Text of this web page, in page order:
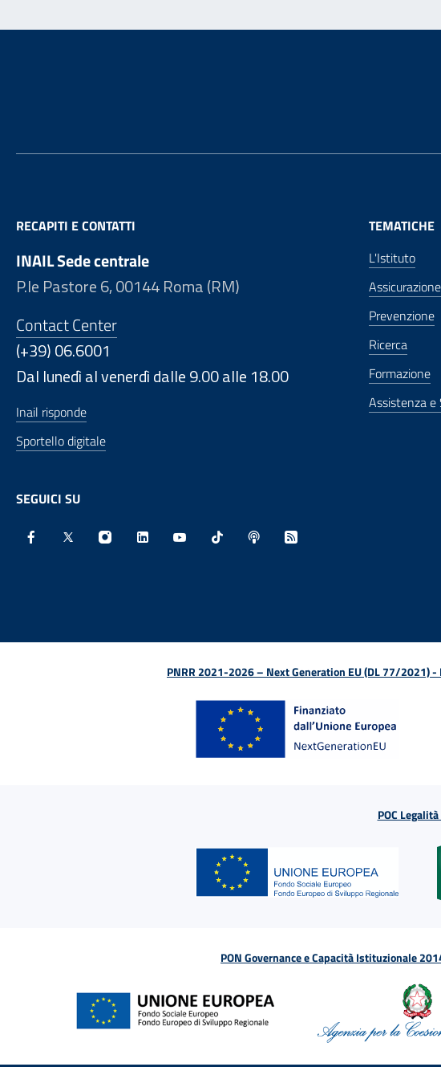
RECAPITI E CONTATTI
INAIL Sede centrale
P.le Pastore 6, 00144 Roma (RM)
Contact Center
(+39) 06.6001
Dal lunedì al venerdì dalle 9.00 alle 18.00
Inail risponde
Sportello digitale
SEGUICI SU
TEMATICHE
L'Istituto
Assicurazione
Prevenzione
Ricerca
Formazione
Assistenza e
PNRR 2021-2026 – Next Generation EU (DL 77/2021)
POC
PON Governance e Capacità Istituzionale